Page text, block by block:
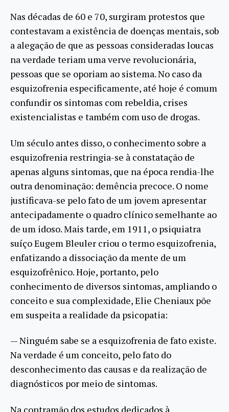
Nas décadas de 60 e 70, surgiram protestos que
contestavam a existência de doenças mentais, sob
a alegação de que as pessoas consideradas loucas
na verdade teriam uma verve revolucionária,
pessoas que se oporiam ao sistema. No caso da
esquizofrenia especificamente, até hoje é comum
confundir os sintomas com rebeldia, crises
existencialistas e também com uso de drogas.
Um século antes disso, o conhecimento sobre a
esquizofrenia restringia-se à constatação de
apenas alguns sintomas, que na época rendia-lhe
outra denominação: demência precoce. O nome
justificava-se pelo fato de um jovem apresentar
antecipadamente o quadro clínico semelhante ao
de um idoso. Mais tarde, em 1911, o psiquiatra
suíço Eugem Bleuler criou o termo esquizofrenia,
enfatizando a dissociação da mente de um
esquizofrênico. Hoje, portanto, pelo
conhecimento de diversos sintomas, ampliando o
conceito e sua complexidade, Elie Cheniaux põe
em suspeita a realidade da psicopatia:
— Ninguém sabe se a esquizofrenia de fato existe.
Na verdade é um conceito, pelo fato do
desconhecimento das causas e da realização de
diagnósticos por meio de sintomas.
Na contramão dos estudos dedicados à